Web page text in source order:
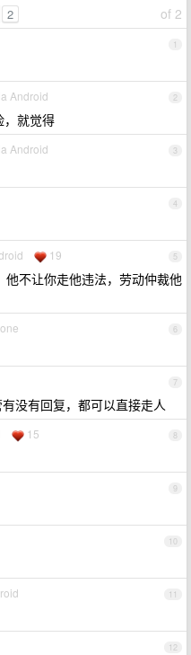
of 2
2
1
2
Android
，就觉得
3
Android
4
5
19
不让你走他违法，劳动仲裁他
6
7
没有回复，都可以直接走人
8
15
9
10
11
12